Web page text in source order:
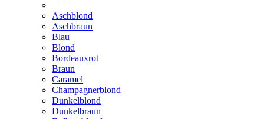
Aschblond
Aschbraun
Blau
Blond
Bordeauxrot
Braun
Caramel
Champagnerblond
Dunkelblond
Dunkelbraun